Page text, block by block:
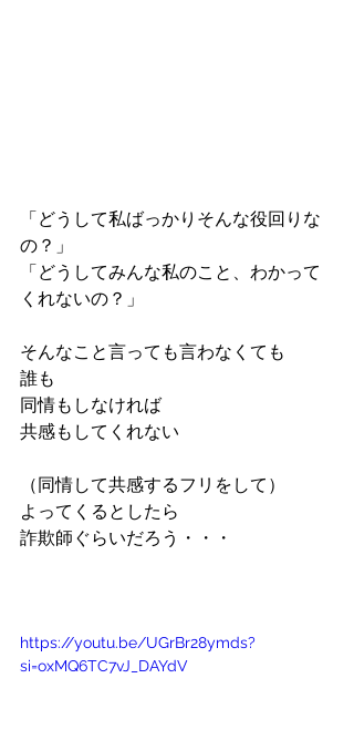
「どうして私ばっかりそんな役回りな
の？」
「どうしてみんな私のこと、わかって
くれないの？」
そんなこと言っても言わなくても
誰も
同情もしなければ
共感もしてくれない
（同情して共感するフリをして）
よってくるとしたら
詐欺師ぐらいだろう・・・
https://youtu.be/UGrBr28ymds?
si=oxMQ6TC7vJ_DAYdV